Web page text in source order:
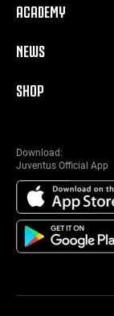
ACADEMY
NEWS
SHOP
Download:
Juventus Official App